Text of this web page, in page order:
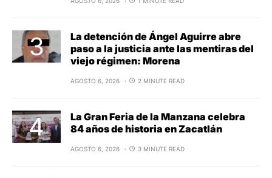
La detención de Ángel Aguirre abre
paso a la justicia ante las mentiras del
viejo régimen: Morena
AGOSTO 6, 2026 2 MINUTE READ
La Gran Feria de la Manzana celebra
84 años de historia en Zacatlán
AGOSTO 6, 2026 3 MINUTE READ